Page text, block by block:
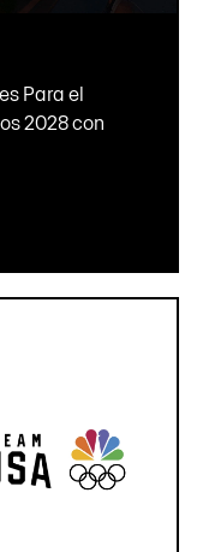
Para el
2028 con